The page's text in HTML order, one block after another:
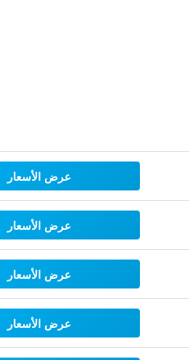
عرض الأسعار
عرض الأسعار
عرض الأسعار
عرض الأسعار